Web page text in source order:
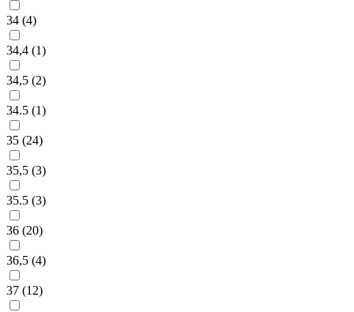
34 (4)
34,4 (1)
34,5 (2)
34.5 (1)
35 (24)
35,5 (3)
35.5 (3)
36 (20)
36,5 (4)
37 (12)